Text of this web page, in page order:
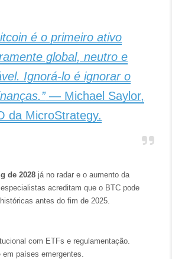
é o primeiro ativo
global, neutro e
Ignorá-lo é ignorar o
— Michael Saylor,
da MicroStrategy.
de 2028já no radar e o aumento da
acreditam que o BTC pode
antes do fim de 2025.
com ETFs e regulamentação.
países emergentes.